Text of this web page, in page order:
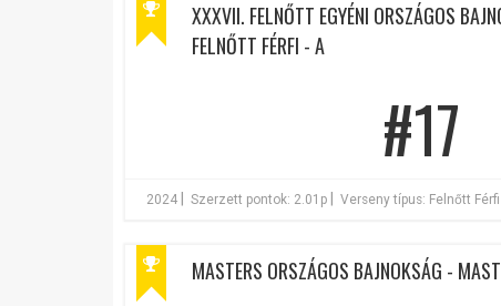
XXXVII. FELNŐTT EGYÉNI ORSZÁGOS
FELNŐTT FÉRFI - A
#17
2024 Szerzett pontok: 2.01p Verseny típus: Felnőtt Férfi
MASTERS ORSZÁGOS BAJNOKSÁG -